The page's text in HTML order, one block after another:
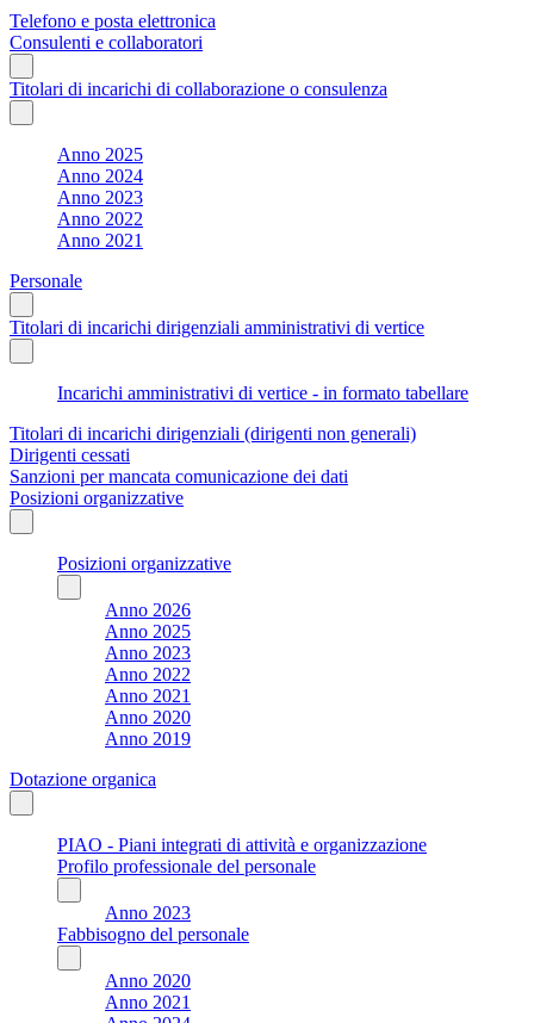
Telefono e posta elettronica
Consulenti e collaboratori
Titolari di incarichi di collaborazione o consulenza
Anno 2025
Anno 2024
Anno 2023
Anno 2022
Anno 2021
Personale
Titolari di incarichi dirigenziali amministrativi di vertice
Incarichi amministrativi di vertice - in formato tabellare
Titolari di incarichi dirigenziali (dirigenti non generali)
Dirigenti cessati
Sanzioni per mancata comunicazione dei dati
Posizioni organizzative
Posizioni organizzative
Anno 2026
Anno 2025
Anno 2023
Anno 2022
Anno 2021
Anno 2020
Anno 2019
Dotazione organica
PIAO - Piani integrati di attività e organizzazione
Profilo professionale del personale
Anno 2023
Fabbisogno del personale
Anno 2020
Anno 2021